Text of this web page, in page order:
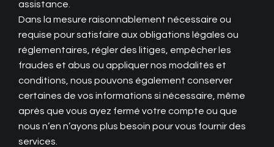
assistance.
Dans la mesure raisonnablement nécessaire ou
requise pour satisfaire aux obligations légales ou
réglementaires, régler des litiges, empêcher les
fraudes et abus ou appliquer nos modalités et
conditions, nous pouvons également conserver
certaines de vos informations si nécessaire, même
après que vous ayez fermé votre compte ou que
nous n’en n’ayons plus besoin pour vous fournir des
services.